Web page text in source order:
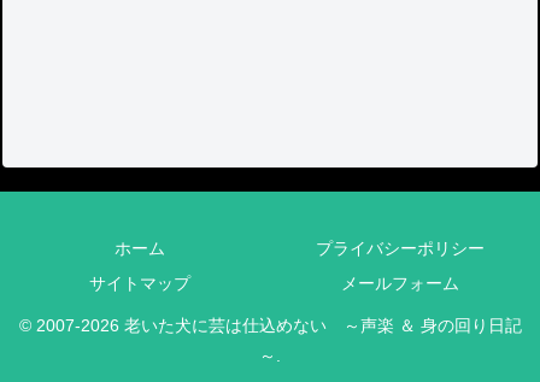
ホーム
プライバシーポリシー
サイトマップ
メールフォーム
© 2007-2026 老いた犬に芸は仕込めない ～声楽 ＆ 身の回り日記
～.